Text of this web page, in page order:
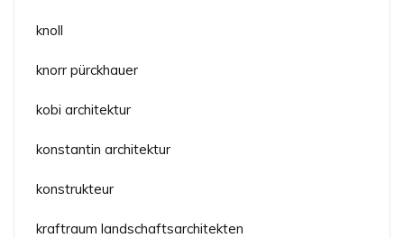
knoll
knorr pürckhauer
kobi architektur
konstantin architektur
konstrukteur
kraftraum landschaftsarchitekten